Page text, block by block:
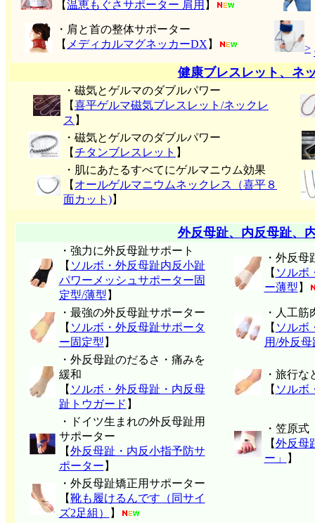
【温恵もぐさサポーター 肩用 】
・肩と首の整体サポーター
【 メディカルマグネッカーDX 】 >
健康ブレスレット、ネ
・磁気とゲルマのダブルパワー
【喜平ゲルマ磁気ブレスレット/ネックレ
ス 】
・磁気とゲルマのダブルパワー
【チタンブレスレット 】
・肌にあたるすべてにゲルマニウム効果
【 オールゲルマニウムネックレス（喜平８
面カット)】
外反母趾、内反母趾、
・強力に外反母趾サポート
【 ソルボ・外反母趾内反小趾
パワーメッシュサポーター固
定型/薄型 】
・外反
【 ソルボ
ー薄型 】
・最強の外反母趾サポーター
【 ソルボ・外反母趾サポータ
ー固定型 】
・人工筋
【 ソルボ
用/外反
・外反母趾のだるさ・痛みを
緩和
【 ソルボ・外反母趾・内反母
趾トウガード 】
・旅行な
【 ソルボ
・ドイツ生まれの外反母趾用
サポーター
【外反母趾・内反小指予防サ
ポーター 】
・笠原式
【外反母
ー」
】
・外反母趾矯正用サポーター
【靴も履けるんです（同サイ
ズ2足組）
】